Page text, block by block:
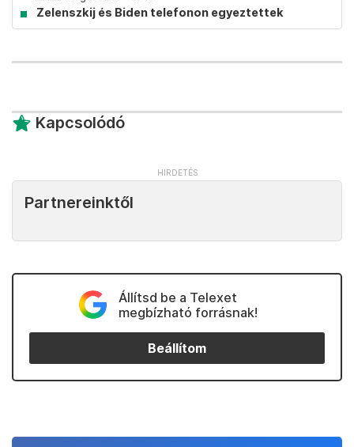
Zelenszkij és Biden telefonon egyeztettek
Kapcsolódó
Partnereinktől
Állítsd be a Telexet
megbízható forrásnak!
Beállítom